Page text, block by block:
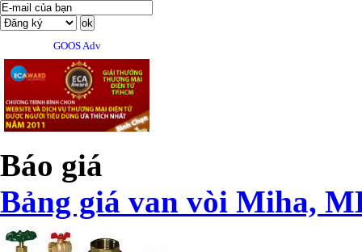
GOOS Adv
Báo giá
Bảng giá van vòi Miha,